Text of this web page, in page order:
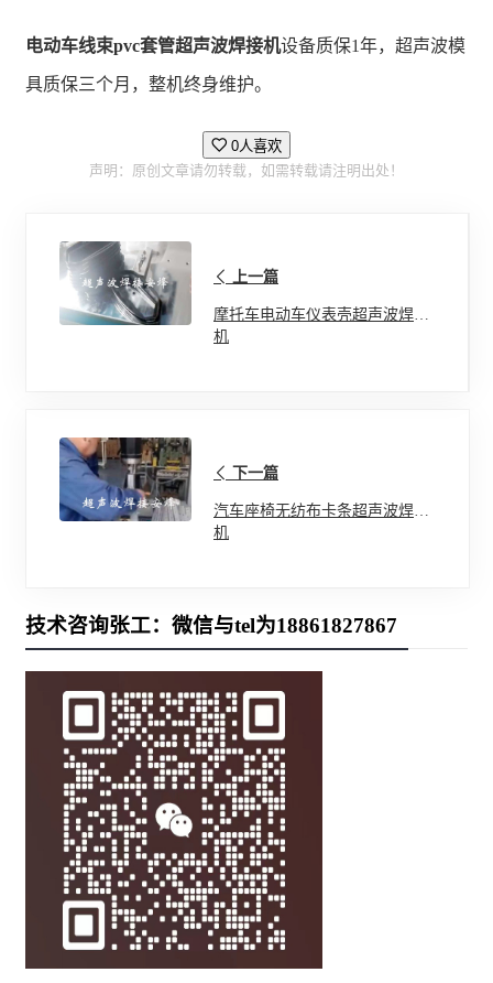
电动车线束pvc套管超声波焊接机设备质保1年，超声波模
具质保三个月，整机终身维护。
0人喜欢
声明：原创文章请勿转载，如需转载请注明出处！
上一篇
摩托车电动车仪表壳超声波焊接
机
下一篇
汽车座椅无纺布卡条超声波焊接
机
技术咨询张工：微信与tel为18861827867